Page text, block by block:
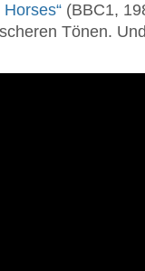
(BBC1,
Tönen.